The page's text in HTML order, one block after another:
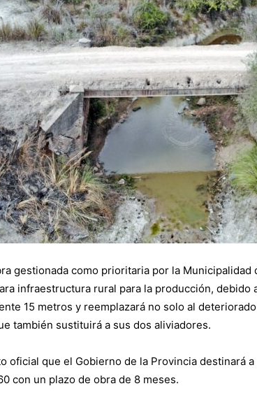
gestionada como prioritaria por la Municipalidad
infraestructura rural para la producción, debido
15 metros y reemplazará no solo al
también sustituirá a sus dos aliviadores.
oficial que el Gobierno de la Provincia destinará
con un plazo de obra de 8 meses.